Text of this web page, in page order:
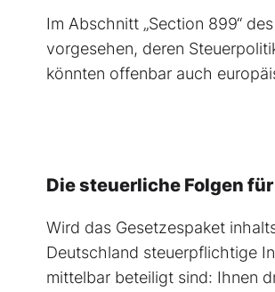
Im Abschnitt „Section 899“
vorgesehen, deren
könnten offenbar auch
Die steuerliche Folgen
Wird das Gesetzespaket
Deutschland steuerpflichtige
mittelbar beteiligt sind: Ihnen